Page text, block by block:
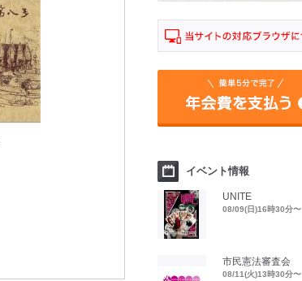
イベント情報
UNITE
08/09(日)16時30分〜
市民憲法審査会
08/11(火)13時30分〜